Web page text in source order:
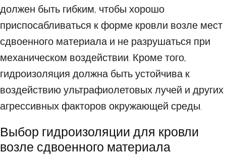
должен быть гибким, чтобы хорошо
приспосабливаться к форме кровли возле мест
сдвоенного материала и не разрушаться при
механическом воздействии. Кроме того,
гидроизоляция должна быть устойчива к
воздействию ультрафиолетовых лучей и других
агрессивных факторов окружающей среды.
Выбор гидроизоляции для кровли
возле сдвоенного материала